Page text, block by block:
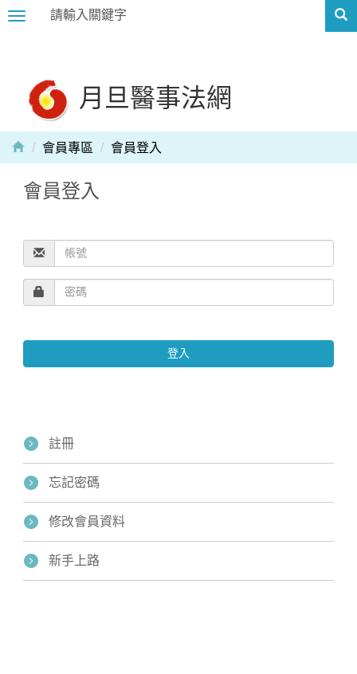
Toggle
月旦醫事法網
會員專區 會員登入
會員登入
登入
註冊
忘記密碼
修改會員資料
新手上路